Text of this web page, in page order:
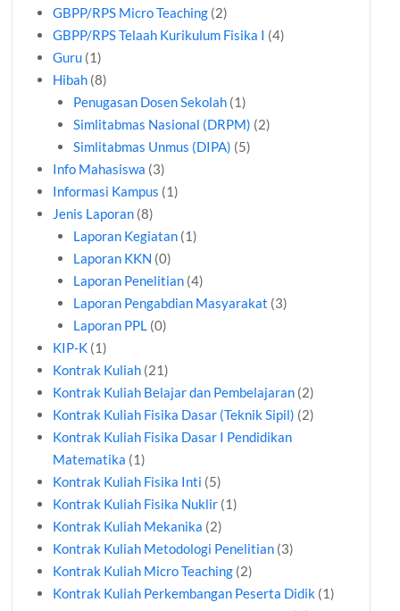
GBPP/RPS Micro Teaching (2)
GBPP/RPS Telaah Kurikulum Fisika I (4)
Guru (1)
Hibah (8)
Penugasan Dosen Sekolah(1)
Simlitabmas Nasional (DRPM) (2)
Simlitabmas Unmus (DIPA) (5)
Info Mahasiswa (3)
Informasi Kampus (1)
Jenis Laporan (8)
Laporan Kegiatan(1)
Laporan KKN (0)
Laporan Penelitian(4)
Laporan Pengabdian Masyarakat (3)
Laporan PPL(0)
KIP-K (1)
Kontrak Kuliah (21)
Kontrak Kuliah Belajar dan Pembelajaran (2)
Kontrak Kuliah Fisika Dasar (Teknik Sipil) (2)
Kontrak Kuliah Fisika Dasar I Pendidikan
Matematika (1)
Kontrak Kuliah Fisika Inti (5)
Kontrak Kuliah Fisika Nuklir (1)
Kontrak Kuliah Mekanika (2)
Kontrak Kuliah Metodologi Penelitian (3)
Kontrak Kuliah Micro Teaching (2)
Kontrak Kuliah Perkembangan Peserta Didik (1)